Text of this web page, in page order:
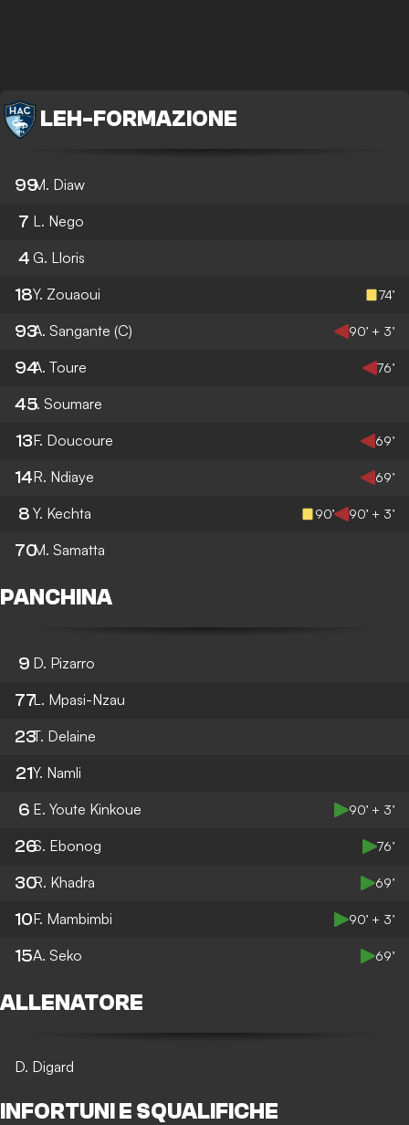
LEH - FORMAZIONE
99M. Diaw
7 L. Nego
4 G. Lloris
18Y. Zouaoui 74’
93A. Sangante (C) 90’ + 3’
94A. Toure 76’
45I. Soumare
13F. Doucoure 69’
14R. Ndiaye 69’
8 Y. Kechta 90’ 90’ + 3’
70M. Samatta
PANCHINA
9 D. Pizarro
77L. Mpasi-Nzau
23T. Delaine
21Y. Namli
6 E. Youte Kinkoue 90’ + 3’
26S. Ebonog 76’
30R. Khadra 69’
10F. Mambimbi 90’ + 3’
15A. Seko 69’
ALLENATORE
D. Digard
INFORTUNI E SQUALIFICHE